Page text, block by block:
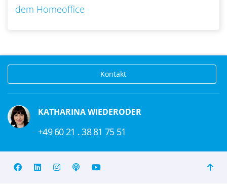
dem Homeoffice
Kontakt
KATHARINA WIEDERODER
+49 60 21 . 38 81 75 51